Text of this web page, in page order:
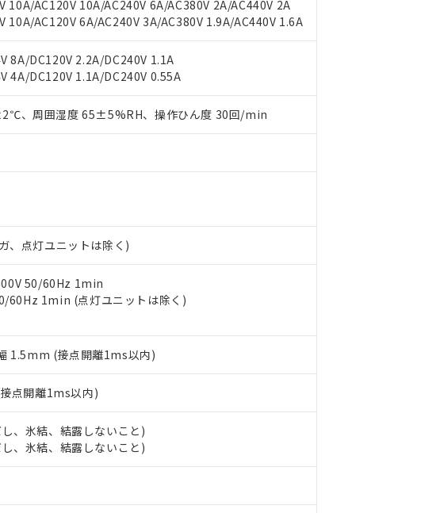
10A/AC120V 10A/AC240V 6A/AC380V 2A/AC440V 2A
10A/AC120V 6A/AC240V 3A/AC380V 1.9A/AC440V 1.6A
8A/DC120V 2.2A/DC240V 1.1A
4A/DC120V 1.1A/DC240V 0.55A
、周囲湿度 65±5%RH、操作ひん度 30回/min
、点灯ユニットは除く)
50/60Hz 1min
60Hz 1min (点灯ユニットは除く)
1.5mm (接点開離1ms以内)
点開離1ms以内)
、氷結、結露しないこと)
、氷結、結露しないこと)
販売店や当社販売拠点は「販売ネットワーク
」をご確認ください。
準価格結果を当社の事前の承諾なく第三者に漏洩または開示しないようお願いしま
部品リスト作成サービス）をご利用いただくには、I-Webメンバーズにご登録され
ます。
サイト上で当社にご登録された部品リストについて、当社および当社の共同利用者
サービスに関するお客様との取引・商談に必要な範囲で利用することをご了承くだ
者とは、
す。
況などにより、予定月が前後することがあります。
ウンロード
ダウンロードすることができます。
（当社基準）
で非含有を証明するもので、過去に遡って非含有を証明するものではありません。
タル酸エステル類４物質の対応では、対応完了までの期間は出荷製品に未対応品が
の在庫切替を完了していることから、特段のことがない限り、2022年1月12日よ
限
物質）のすべてが基準値以下であることを示します。
況下において有害物質が外部に漏えいし、環境に深刻な影響を及ぼさない年数を意
先および販売に係わる関係者が違法に輸出するおそれがある場合は、取り引きをい
合意する キャンセル
新の在庫状況については、お客様のお取引先、またはお客様担当のオムロン制御
・当社販売員にご確認ください)
、また在庫状況の情報を公開していない機種